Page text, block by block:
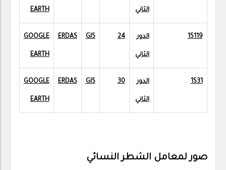
الثاني EARTH
1S119 الدور
الثاني
24
GIS
ERDAS
GOOGLE
EARTH
1S31 الدور
الثاني
30
GIS
ERDAS
GOOGLE
EARTH
صور لمعامل الشطر النسائي